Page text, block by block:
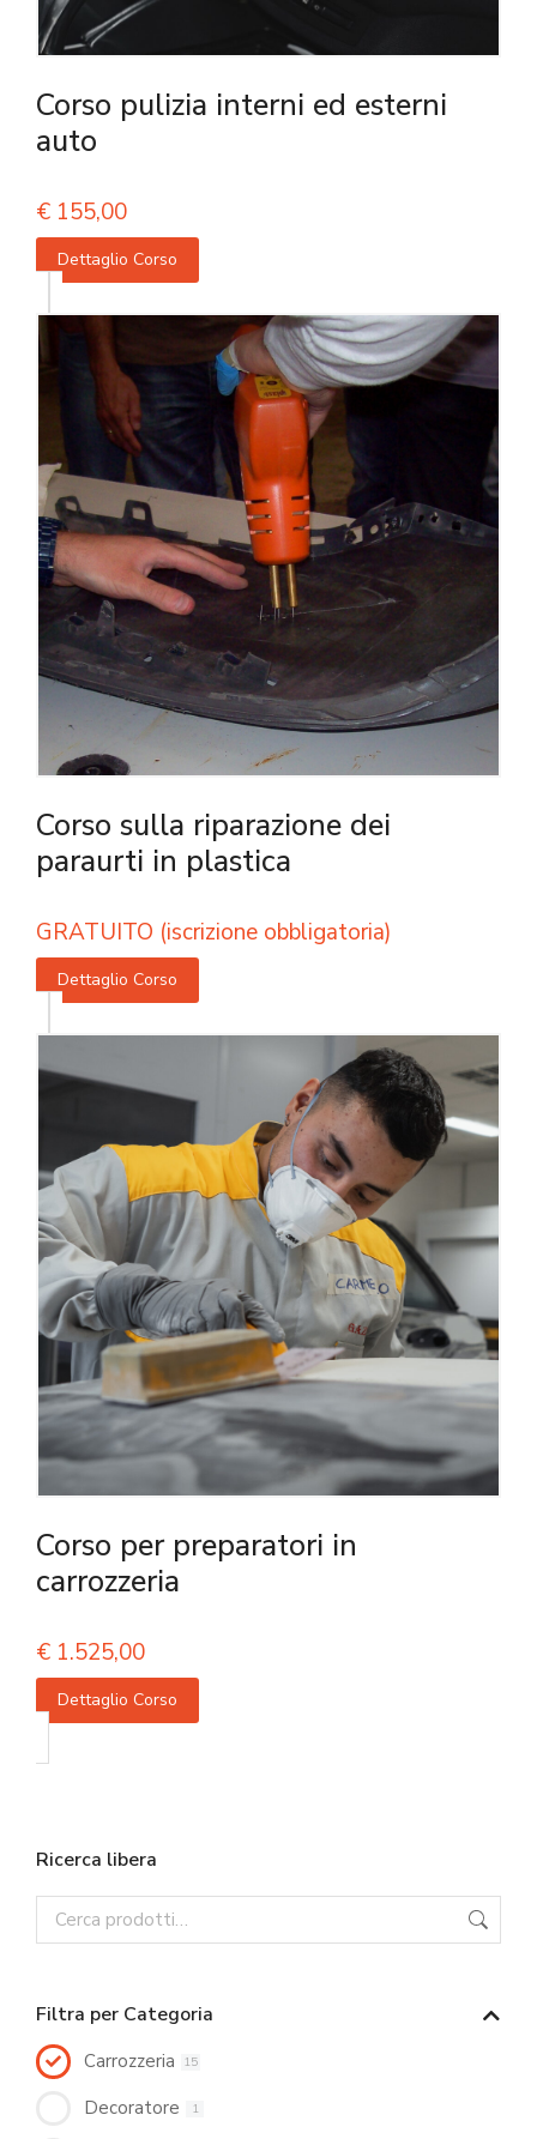
Corso pulizia interni ed esterni
auto
€ 155,00
Dettaglio Corso
Corso sulla riparazione dei
paraurti in plastica
GRATUITO (iscrizione obbligatoria)
Dettaglio Corso
Corso per preparatori in
carrozzeria
€ 1.525,00
Dettaglio Corso
Ricerca libera
Filtra per Categoria
Carrozzeria 15
Decoratore 1